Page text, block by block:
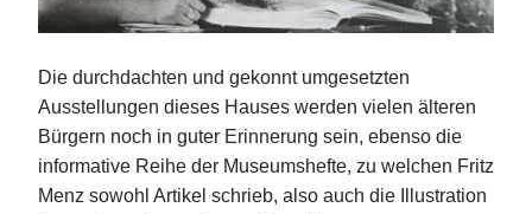
Die durchdachten und gekonnt umgesetzten
Ausstellungen dieses Hauses werden vielen älteren
Bürgern noch in guter Erinnerung sein, ebenso die
informative Reihe der Museumshefte, zu welchen Fritz
Menz sowohl Artikel schrieb, also auch die Illustration